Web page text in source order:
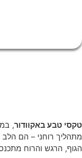
טקסי טבע באקוודור,
מתהליך רוחני – הם
הגוף, הרגש והרוח